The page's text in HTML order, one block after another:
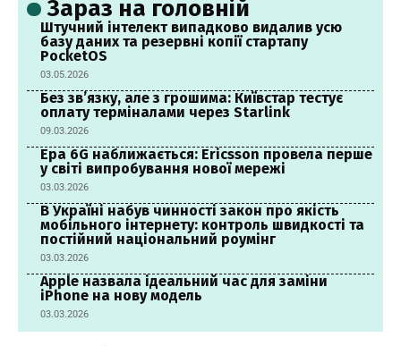
Зараз на головній
Штучний інтелект випадково видалив усю
базу даних та резервні копії стартапу
PocketOS
03.05.2026
Без зв’язку, але з грошима: Київстар тестує
оплату терміналами через Starlink
09.03.2026
Ера 6G наближається: Ericsson провела перше
у світі випробування нової мережі
03.03.2026
В Україні набув чинності закон про якість
мобільного інтернету: контроль швидкості та
постійний національний роумінг
03.03.2026
Apple назвала ідеальний час для заміни
iPhone на нову модель
03.03.2026